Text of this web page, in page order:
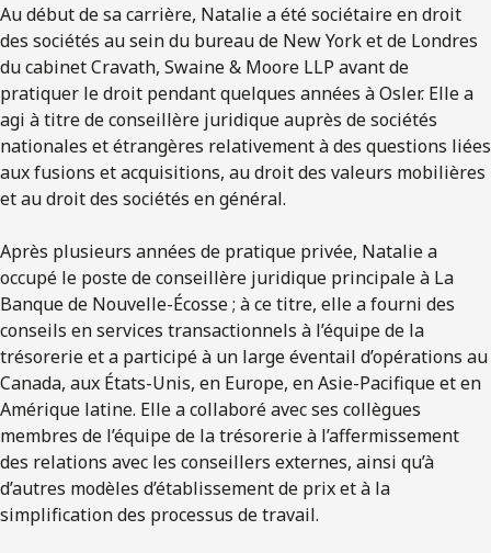
Au début de sa carrière, Natalie a été sociétaire en droit
des sociétés au sein du bureau de New York et de Londres
du cabinet Cravath, Swaine & Moore LLP avant de
pratiquer le droit pendant quelques années à Osler. Elle a
agi à titre de conseillère juridique auprès de sociétés
nationales et étrangères relativement à des questions liées
aux fusions et acquisitions, au droit des valeurs mobilières
et au droit des sociétés en général.
Après plusieurs années de pratique privée, Natalie a
occupé le poste de conseillère juridique principale à La
Banque de Nouvelle-Écosse ; à ce titre, elle a fourni des
conseils en services transactionnels à l’équipe de la
trésorerie et a participé à un large éventail d’opérations au
Canada, aux États-Unis, en Europe, en Asie-Pacifique et en
Amérique latine. Elle a collaboré avec ses collègues
membres de l’équipe de la trésorerie à l’affermissement
des relations avec les conseillers externes, ainsi qu’à
d’autres modèles d’établissement de prix et à la
simplification des processus de travail.